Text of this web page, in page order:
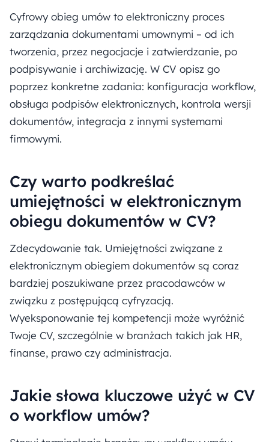
Cyfrowy obieg umów to elektroniczny proces
zarządzania dokumentami umownymi – od ich
tworzenia, przez negocjacje i zatwierdzanie, po
podpisywanie i archiwizację. W CV opisz go
poprzez konkretne zadania: konfiguracja workflow,
obsługa podpisów elektronicznych, kontrola wersji
dokumentów, integracja z innymi systemami
firmowymi.
Czy warto podkreślać
umiejętności w elektronicznym
obiegu dokumentów w CV?
Zdecydowanie tak. Umiejętności związane z
elektronicznym obiegiem dokumentów są coraz
bardziej poszukiwane przez pracodawców w
związku z postępującą cyfryzacją.
Wyeksponowanie tej kompetencji może wyróżnić
Twoje CV, szczególnie w branżach takich jak HR,
finanse, prawo czy administracja.
Jakie słowa kluczowe użyć w CV
o workflow umów?